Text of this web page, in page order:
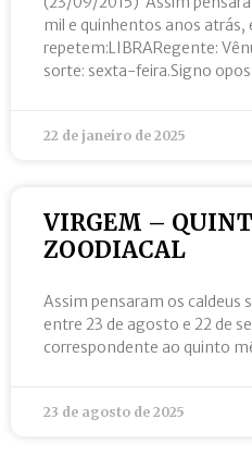
mil e quinhentos anos atrás,
repetem:LIBRARegente:
sorte: sexta-feira.Signo
22 de janeiro de 2025
VIRGEM –
ZOODIACAL
Assim pensaram os caldeus
entre 23 de agosto e 22 de
correspondente ao quinto
23 de agosto de 2025